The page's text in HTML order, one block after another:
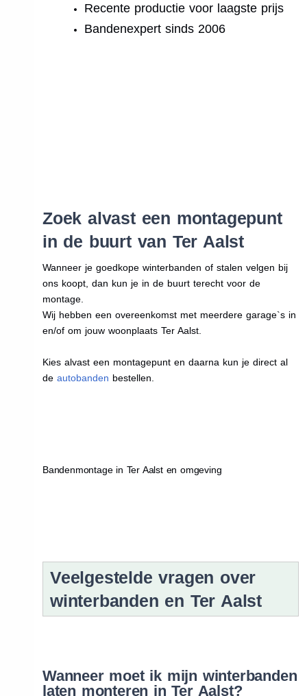
Recente productie voor laagste prijs
Bandenexpert sinds 2006
Zoek alvast een montagepunt
in de buurt van Ter Aalst
Wanneer je goedkope winterbanden of stalen velgen bij
ons koopt, dan kun je in de buurt terecht voor de
montage.
Wij hebben een overeenkomst met meerdere garage`s in
en/of om jouw woonplaats Ter Aalst.
Kies alvast een montagepunt en daarna kun je direct al
de autobanden bestellen.
Bandenmontage in Ter Aalst en omgeving
Veelgestelde vragen over
winterbanden en Ter Aalst
Wanneer moet ik mijn winterbanden
laten monteren in Ter Aalst?